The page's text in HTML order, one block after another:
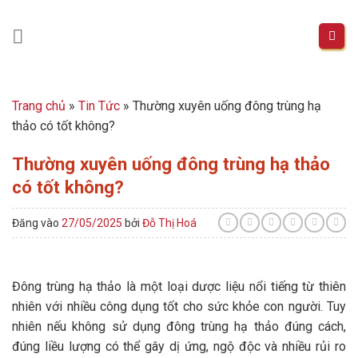
content
Trang chủ » Tin Tức » Thường xuyên uống đông trùng hạ
thảo có tốt không?
Thường xuyên uống đông trùng hạ thảo
có tốt không?
Đăng vào 27/05/2025 bởi Đỗ Thị Hoá
Đông trùng hạ thảo là một loại dược liệu nổi tiếng từ thiên
nhiên với nhiều công dụng tốt cho sức khỏe con người. Tuy
nhiên nếu không sử dụng đông trùng hạ thảo đúng cách,
đúng liều lượng có thể gây dị ứng, ngộ độc và nhiều rủi ro